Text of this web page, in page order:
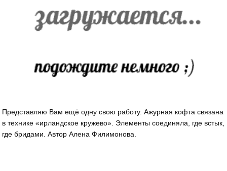
Представляю Вам ещё одну свою работу. Ажурная кофта связана
в технике «ирландское кружево». Элементы соединяла, где встык,
где бридами. Автор Алена Филимонова.